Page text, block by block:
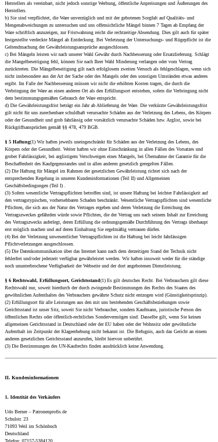
Herstellers als vereinbart, nicht jedoch sonstige Werbung, öffentliche Anpreisungen und Äußerungen des
Herstellers.
b) Sie sind verpflichtet, die Ware unverzüglich und mit der gebotenen Sorgfalt auf Qualitäts- und
Mengenabweichungen zu untersuchen und uns offensichtliche Mängel binnen 7 Tagen ab Empfang der
Ware schriftlich anzuzeigen, zur Fristwahrung reicht die rechtzeitige Absendung. Dies gilt auch für später
festgestellte verdeckte Mängel ab Entdeckung. Bei Verletzung der Untersuchungs- und Rügepflicht ist die
Geltendmachung der Gewährleistungsansprüche ausgeschlossen.
c) Bei Mängeln leisten wir nach unserer Wahl Gewähr durch Nachbesserung oder Ersatzlieferung. Schlägt
die Mangelbeseitigung fehl, können Sie nach Ihrer Wahl Minderung verlangen oder vom Vertrag
zurücktreten. Die Mängelbeseitigung gilt nach erfolglosem zweiten Versuch als fehlgeschlagen, wenn sich
nicht insbesondere aus der Art der Sache oder des Mangels oder den sonstigen Umständen etwas anderes
ergibt. Im Falle der Nachbesserung müssen wir nicht die erhöhten Kosten tragen, die durch die
Verbringung der Ware an einen anderen Ort als den Erfüllungsort entstehen, sofern die Verbringung nicht
dem bestimmungsgemäßen Gebrauch der Ware entspricht.
d) Die Gewährleistungsfrist beträgt ein Jahr ab Ablieferung der Ware. Die verkürzte Gewährleistungsfrist
gilt nicht für uns zurechenbare schuldhaft verursachte Schäden aus der Verletzung des Lebens, des Körpers
oder der Gesundheit und grob fahrlässig oder vorsätzlich verursachte Schäden bzw. Arglist, sowie bei
Rückgriffsansprüchen gemäß §§ 478, 479 BGB.
§ 5 Haftung(1) Wir haften jeweils uneingeschränkt für Schäden aus der Verletzung des Lebens, des
Körpers oder der Gesundheit. Weiter haften wir ohne Einschränkung in allen Fällen des Vorsatzes und
grober Fahrlässigkeit, bei arglistigem Verschweigen eines Mangels, bei Übernahme der Garantie für die
Beschaffenheit des Kaufgegenstandes und in allen anderen gesetzlich geregelten Fällen.
(2) Die Haftung für Mängel im Rahmen der gesetzlichen Gewährleistung richtet sich nach der
entsprechenden Regelung in unseren Kundeninformationen (Teil II) und Allgemeinen
Geschäftsbedingungen (Teil I) .
(3) Sofern wesentliche Vertragspflichten betroffen sind, ist unsere Haftung bei leichter Fahrlässigkeit auf
den vertragstypischen, vorhersehbaren Schaden beschränkt. Wesentliche Vertragspflichten sind wesentliche
Pflichten, die sich aus der Natur des Vertrages ergeben und deren Verletzung die Erreichung des
Vertragszweckes gefährden würde sowie Pflichten, die der Vertrag uns nach seinem Inhalt zur Erreichung
des Vertragszwecks auferlegt, deren Erfüllung die ordnungsgemäße Durchführung des Vertrags überhaupt
erst möglich machen und auf deren Einhaltung Sie regelmäßig vertrauen dürfen.
(4) Bei der Verletzung unwesentlicher Vertragspflichten ist die Haftung bei leicht fahrlässigen
Pflichtverletzungen ausgeschlossen.
(5) Die Datenkommunikation über das Internet kann nach dem derzeitigen Stand der Technik nicht
fehlerfrei und/oder jederzeit verfügbar gewährleistet werden. Wir haften insoweit weder für die ständige
noch ununterbrochene Verfügbarkeit der Webseite und der dort angebotenen Dienstleistung.
§ 6 Rechtswahl, Erfüllungsort, Gerichtsstand(1) Es gilt deutsches Recht. Bei Verbrauchern gilt diese
Rechtswahl nur, soweit hierdurch der durch zwingende Bestimmungen des Rechts des Staates des
gewöhnlichen Aufenthaltes des Verbrauchers gewährte Schutz nicht entzogen wird (Günstigkeitsprinzip).
(2) Erfüllungsort für alle Leistungen aus den mit uns bestehenden Geschäftsbeziehungen sowie
Gerichtsstand ist unser Sitz, soweit Sie nicht Verbraucher, sondern Kaufmann, juristische Person des
öffentlichen Rechts oder öffentlich-rechtliches Sondervermögen sind. Dasselbe gilt, wenn Sie keinen
allgemeinen Gerichtsstand in Deutschland oder der EU haben oder der Wohnsitz oder gewöhnliche
Aufenthalt im Zeitpunkt der Klageerhebung nicht bekannt ist. Die Befugnis, auch das Gericht an einem
anderen gesetzlichen Gerichtsstand anzurufen, bleibt hiervon unberührt.
(3) Die Bestimmungen des UN-Kaufrechts finden ausdrücklich keine Anwendung.
II. Kundeninformationen
1. Identität des Verkäufers
Udo Berner – Patronenprofis.de
Schulstr. 23
71093 Weil im Schönbuch
Deutschland
Telefon: 07157-5384120